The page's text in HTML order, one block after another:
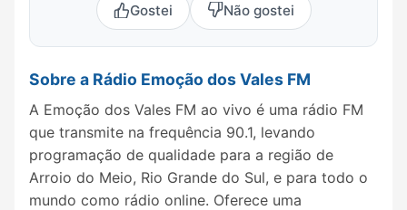
Gostei Não gostei
Sobre a Rádio Emoção dos Vales FM
A Emoção dos Vales FM ao vivo é uma rádio FM
que transmite na frequência 90.1, levando
programação de qualidade para a região de
Arroio do Meio, Rio Grande do Sul, e para todo o
mundo como rádio online. Oferece uma